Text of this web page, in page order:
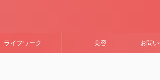
ライフワーク 美容 お問